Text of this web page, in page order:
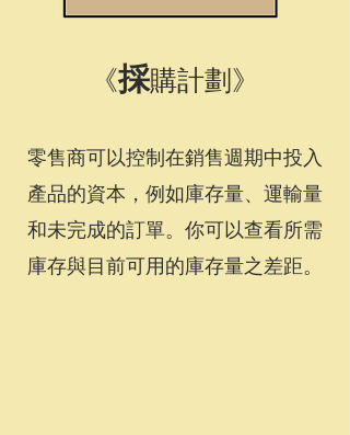
《採購計劃》
零售商可以控制在銷售週期中投入
產品的資本，例如庫存量、運輸量
和未完成的訂單。你可以查看所需
庫存與目前可用的庫存量之差距。